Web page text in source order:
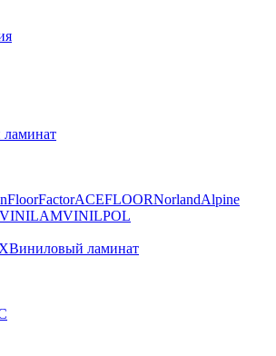
FloorFactorACEFLOORNorlandAlpine
VINILAMVINILPOL
Виниловый ламинат